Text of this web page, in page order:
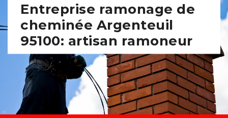
Entreprise ramonage de
cheminée Argenteuil
95100: artisan ramoneur